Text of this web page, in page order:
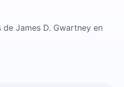
James D. Gwartney en